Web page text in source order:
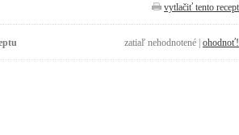
vytlačiť tento recept
zatiaľ nehodnotené | ohodnoť!